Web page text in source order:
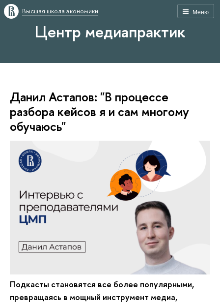
Меню
Высшая школа экономики
Центр медиапрактик
Данил Астапов: "В процессе
разбора кейсов я и сам многому
обучаюсь"
Подкасты становятся все более популярными,
превращаясь в мощный инструмент медиа,